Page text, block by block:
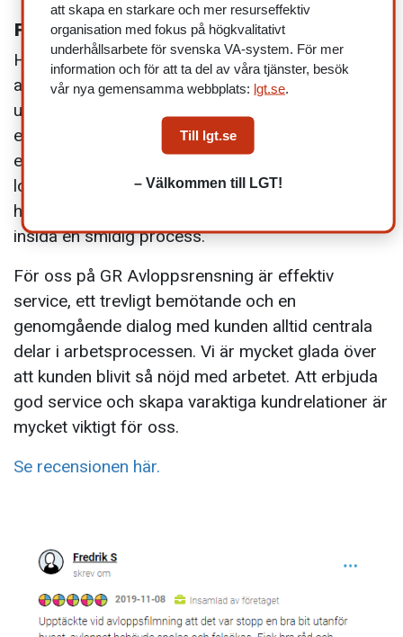
Filmning av dagvattenrör
Här utförde vi en rörinspektion åt en kund genom
att gå in med en kamera i dagvattenrör. Genom att
utföra en kamerainspektion av avloppet kan vi
enkelt se över rörens funktion, upptäcka
eventuella sprickor eller bristningar, samt försöka
lokalisera fastnade föremål. Genom vår lilla
högupplösta kamera blir inspektionen av rörens
insida en smidig process.
För oss på GR Avloppsrensning är effektiv
service, ett trevligt bemötande och en
genomgående dialog med kunden alltid centrala
delar i arbetsprocessen. Vi är mycket glada över
att kunden blivit så nöjd med arbetet. Att erbjuda
god service och skapa varaktiga kundrelationer är
mycket viktigt för oss.
Se recensionen här.
att skapa en starkare och mer resurseffektiv
organisation med fokus på högkvalitativt
underhållsarbete för svenska VA-system. För mer
information och för att ta del av våra tjänster, besök
vår nya gemensamma webbplats: lgt.se
Till lgt.se
– Välkommen till LGT!